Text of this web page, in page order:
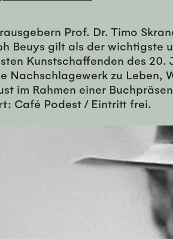
Prof. Dr. Timo
Beuys gilt als der wichtigste
Kunstschaffenden des 20.
Nachschlagewerk zu Leben,
im Rahmen einer
Café Podest / Eintritt frei.